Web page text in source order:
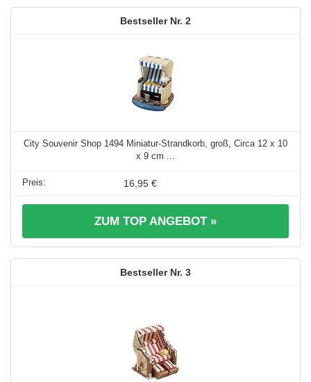
2
City Souvenir Shop 1494 Miniatur-Strandkorb, groß, Circa 12 x 10
x 9 cm ...
16,95 €
ZUM TOP ANGEBOT »
3